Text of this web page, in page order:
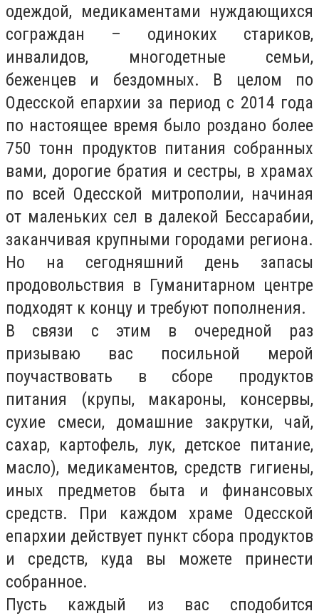
одеждой, медикаментами нуждающихся
сограждан – одиноких стариков,
инвалидов, многодетные семьи,
беженцев и бездомных. В целом по
Одесской епархии за период с 2014 года
по настоящее время было роздано более
750 тонн продуктов питания собранных
вами, дорогие братия и сестры, в храмах
по всей Одесской митрополии, начиная
от маленьких сел в далекой Бессарабии,
заканчивая крупными городами региона.
Но на сегодняшний день запасы
продовольствия в Гуманитарном центре
подходят к концу и требуют пополнения.
В связи с этим в очередной раз
призываю вас посильной мерой
поучаствовать в сборе продуктов
питания (крупы, макароны, консервы,
сухие смеси, домашние закрутки, чай,
сахар, картофель, лук, детское питание,
масло), медикаментов, средств гигиены,
иных предметов быта и финансовых
средств. При каждом храме Одесской
епархии действует пункт сбора продуктов
и средств, куда вы можете принести
собранное.
Пусть каждый из вас сподобится